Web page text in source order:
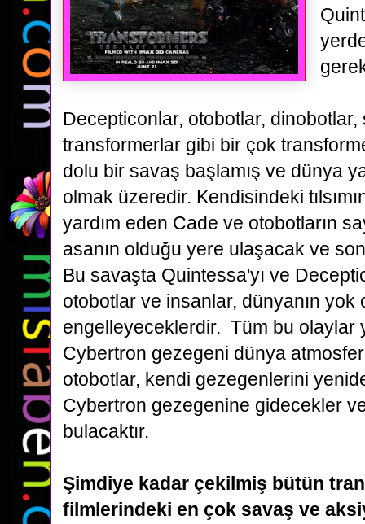
Decepticonlar, otobotlar, dinobotlar,
transformerlar gibi bir çok
dolu bir savaş başlamış ve dünya
olmak üzeredir. Kendisindeki
yardım eden Cade ve otobotların
asanın olduğu yere ulaşacak ve
Bu savaşta Quintessa'yı ve
otobotlar ve insanlar, dünyanın yok
engelleyeceklerdir. Tüm bu olaylar
Cybertron gezegeni dünya
otobotlar, kendi gezegenlerini
Cybertron gezegenine gidecekler
bulacaktır.
Şimdiye kadar çekilmiş bütün
filmlerindeki en çok savaş ve